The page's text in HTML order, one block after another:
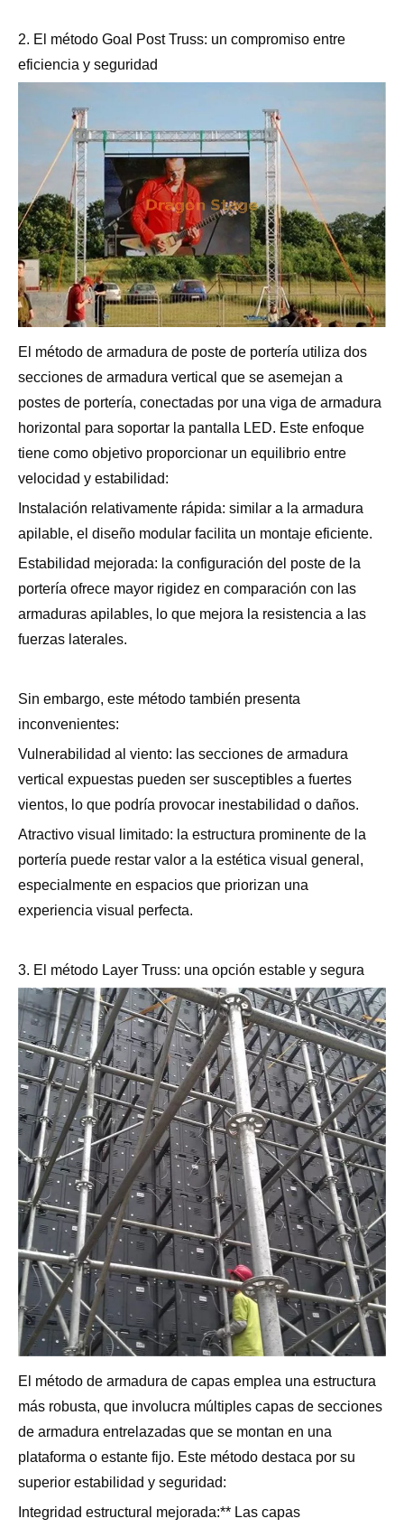
2. El método Goal Post Truss: un compromiso entre
eficiencia y seguridad
El método de armadura de poste de portería utiliza dos
secciones de armadura vertical que se asemejan a
postes de portería, conectadas por una viga de armadura
horizontal para soportar la pantalla LED. Este enfoque
tiene como objetivo proporcionar un equilibrio entre
velocidad y estabilidad:
Instalación relativamente rápida: similar a la armadura
apilable, el diseño modular facilita un montaje eficiente.
Estabilidad mejorada: la configuración del poste de la
portería ofrece mayor rigidez en comparación con las
armaduras apilables, lo que mejora la resistencia a las
fuerzas laterales.
Sin embargo, este método también presenta
inconvenientes:
Vulnerabilidad al viento: las secciones de armadura
vertical expuestas pueden ser susceptibles a fuertes
vientos, lo que podría provocar inestabilidad o daños.
Atractivo visual limitado: la estructura prominente de la
portería puede restar valor a la estética visual general,
especialmente en espacios que priorizan una
experiencia visual perfecta.
3. El método Layer Truss: una opción estable y segura
El método de armadura de capas emplea una estructura
más robusta, que involucra múltiples capas de secciones
de armadura entrelazadas que se montan en una
plataforma o estante fijo. Este método destaca por su
superior estabilidad y seguridad:
Integridad estructural mejorada:** Las capas